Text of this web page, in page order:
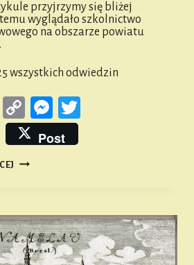
przyjrzymy się bliżej
wyglądało szkolnictwo
na obszarze powiatu
wszystkich odwiedzin
GmailCopy
Link
Messenger
Post
SIEĆ
PRZED
STU
LATY